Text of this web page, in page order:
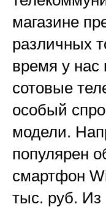
магазине
различных
время у
сотовые
особый
модели.
популярен
смартфон
тыс. руб.